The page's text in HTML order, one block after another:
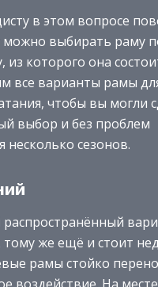
в этом вопросе
можно выбирать раму
из которого она
все варианты рамы
чтобы вы могли
выбор и без проблем
несколько сезонов.
же ещё и стоит
рамы стойко